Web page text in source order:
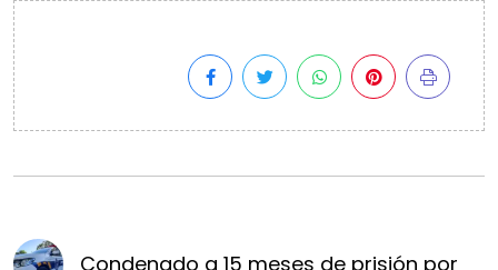
Condenado a 15 meses de prisión por